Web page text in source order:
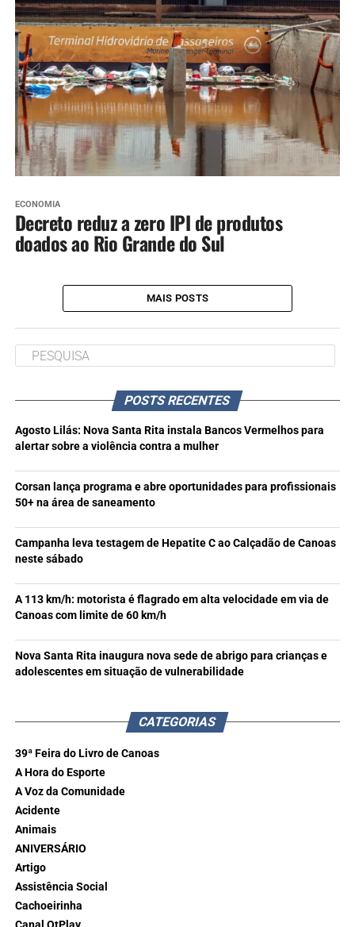
ECONOMIA
Decreto reduz a zero IPI de produtos
doados ao Rio Grande do Sul
MAIS POSTS
POSTS RECENTES
Agosto Lilás: Nova Santa Rita instala Bancos Vermelhos para
alertar sobre a violência contra a mulher
Corsan lança programa e abre oportunidades para profissionais
50+ na área de saneamento
Campanha leva testagem de Hepatite C ao Calçadão de Canoas
neste sábado
A 113 km/h: motorista é flagrado em alta velocidade em via de
Canoas com limite de 60 km/h
Nova Santa Rita inaugura nova sede de abrigo para crianças e
adolescentes em situação de vulnerabilidade
CATEGORIAS
39ª Feira do Livro de Canoas
A Hora do Esporte
A Voz da Comunidade
Acidente
Animais
ANIVERSÁRIO
Artigo
Assistência Social
Cachoeirinha